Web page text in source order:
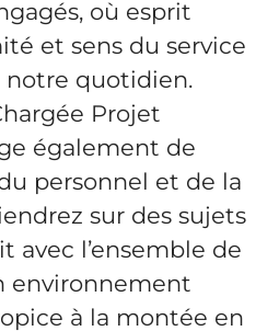
où esprit
et sens du service
quotidien.
Projet
également de
personnel et de la
sur des sujets
avec l’ensemble de
environnement
à la montée en